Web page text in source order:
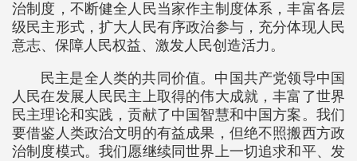
治制度，不断健全人民当家作主制度体系，丰富各层
级民主形式，扩大人民有序政治参与，充分体现人民
意志、保障人民权益、激发人民创造活力。
民主是全人类的共同价值。中国共产党领导中国
人民在发展人民民主上取得的伟大成就，丰富了世界
民主理论和实践，贡献了中国智慧和中国方案。我们
要借鉴人类政治文明的有益成果，但绝不照搬西方政
治制度模式。我们愿继续同世界上一切追求和平、发